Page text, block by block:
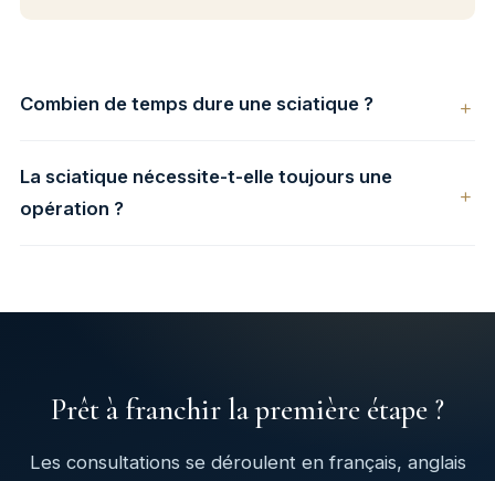
Combien de temps dure une sciatique ?
La sciatique nécessite-t-elle toujours une
opération ?
Prêt à franchir la première étape ?
Les consultations se déroulent en français, anglais